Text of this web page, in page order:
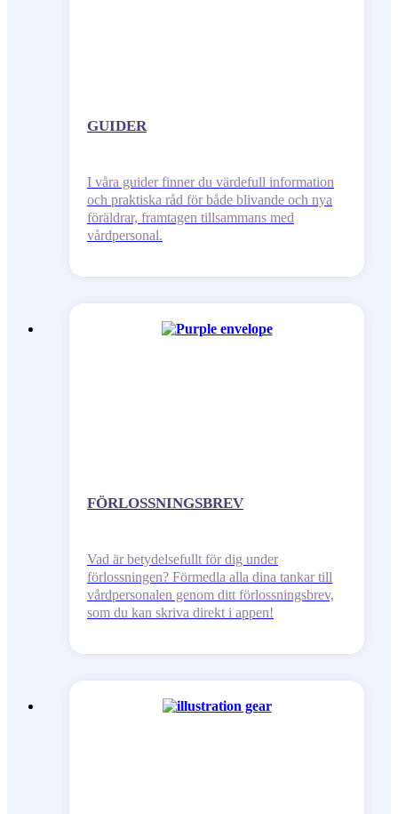
GUIDER
I våra guider finner du värdefull information
och praktiska råd för både blivande och nya
föräldrar, framtagen tillsammans med
vårdpersonal.
FÖRLOSSNINGSBREV
Vad är betydelsefullt för dig under
förlossningen? Förmedla alla dina tankar till
vårdpersonalen genom ditt förlossningsbrev,
som du kan skriva direkt i appen!